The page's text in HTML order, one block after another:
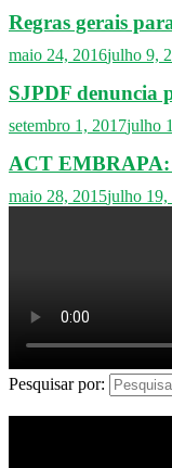
Regras gerais
maio 24, 2016julho 9,
SJPDF denuncia
setembro 1, 2017julho
ACT EMBRAPA:
maio 28, 2015julho 19,
Pesquisar por: